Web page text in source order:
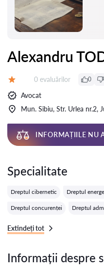
Alexandru
Evaluărilor:
0 evaluărilor 0
Avocat
Mun. Sibiu, Str. Urlea nr.2,
INFORMAȚIILE NU
Specialitate
Dreptul cibernetic Dreptul
Dreptul concurenței Dreptul
Extindeți tot
Informații despre